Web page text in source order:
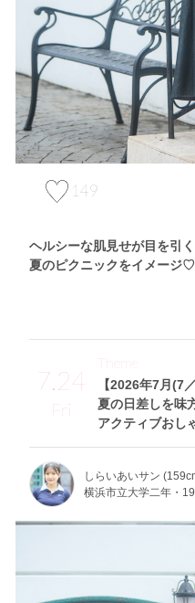
149
ヘルシーな肌見せが目を引
夏のピクニックをイメージ♡
7.24
Fri
【2026年7月(7
夏の日差しを味
アクティブおし
Theme
しらいあいサン
横浜市立大学二年・